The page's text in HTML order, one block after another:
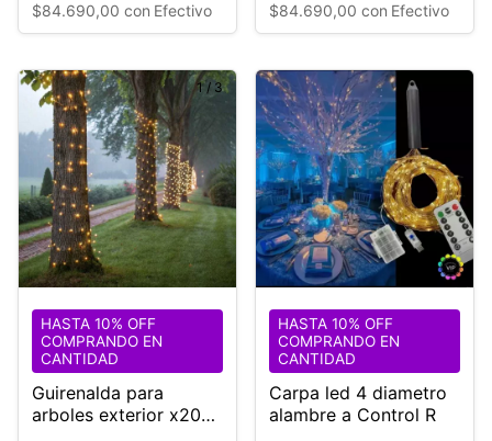
$84.690,00 con Efectivo $84.690,00 con Efectivo
1/ 3
Guirenalda para
arboles exterior x200
HASTA 10% OFF
COMPRANDO EN
CANTIDAD
Carpa led 4 diametro
alambre a Control R
HASTA 10% OFF
COMPRANDO EN
CANTIDAD